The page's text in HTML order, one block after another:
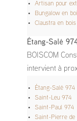
Artisan pour
Bungalow en
Claustra en
Étang-Salé
BOISCOM
intervient à
Étang-Salé 974
Saint-Leu 974
Saint-Paul 974
Saint-Pierre de